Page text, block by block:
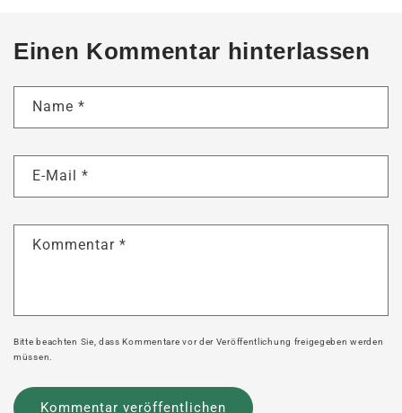
Einen Kommentar hinterlassen
Name *
E-Mail *
Kommentar *
Bitte beachten Sie, dass Kommentare vor der Veröffentlichung freigegeben werden
müssen.